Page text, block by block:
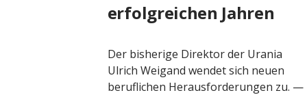
erfolgreichen Jahren
Der bisherige Direktor der Urania
Ulrich Weigand wendet sich neuen
beruflichen Herausforderungen zu. —